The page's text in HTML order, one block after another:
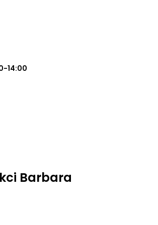
14:00
Barbara